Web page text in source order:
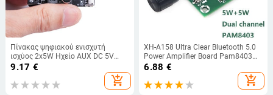
Πίνακας ψηφιακού ενισχυτή
ισχύος 2x5W Ηχείο AUX DC 5V
Dual Channel Stereo Home Music
Module Audio AMP με έλεγχο
έντασης
9.17 €
add_shopping_cart
XH-A158 Ultra Clear Bluetooth 5.0
Power Amplifier Board Pam8403
Small Power DIY Wireless Speaker
6.88 €
add_shopping_cart